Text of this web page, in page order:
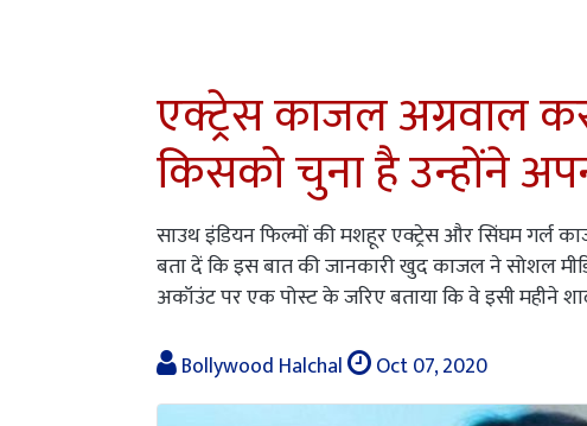
एक्ट्रेस काजल अग्रवाल
किसको चुना है उन्होंने
साउथ इंडियन फिल्मों की मशहूर एक्ट्रेस और सिंघम गर्ल
बता दें कि इस बात की जानकारी खुद काजल ने सोशल
अकॉउंट पर एक पोस्ट के जरिए बताया कि वे इसी महीने
Bollywood Halchal
Oct 07, 2020